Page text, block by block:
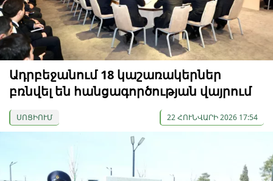
Ադրբեջանում 18 կաշառակերներ
բռնվել են հանցագործության վայրում
ՍՈՑԻՈՒՄ 22 ՀՈՒՆՎԱՐԻ 2026 17:54